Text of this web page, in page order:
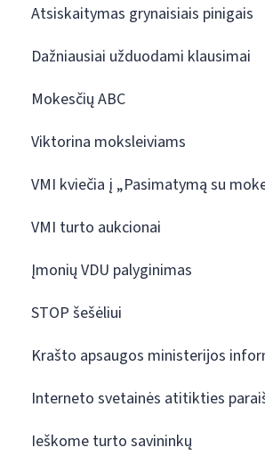
Atsiskaitymas grynaisiais pinigais
Dažniausiai užduodami klausimai
Mokesčių ABC
Viktorina moksleiviams
VMI kviečia į „Pasimatymą su
VMI turto aukcionai
Įmonių VDU palyginimas
STOP šešėliui
Krašto apsaugos ministerijos
Interneto svetainės atitikties
Ieškome turto savininkų